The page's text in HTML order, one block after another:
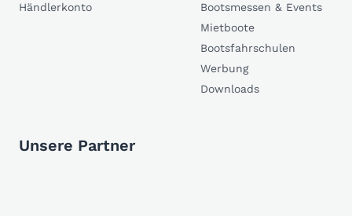
Händlerkonto
Bootsmessen & Events
Mietboote
Bootsfahrschulen
Werbung
Downloads
Unsere Partner